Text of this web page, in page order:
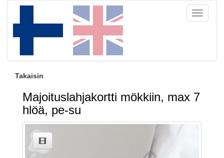
Toggle
Takaisin
Majoituslahjakortti mökkiin, max 7
hlöä, pe-su